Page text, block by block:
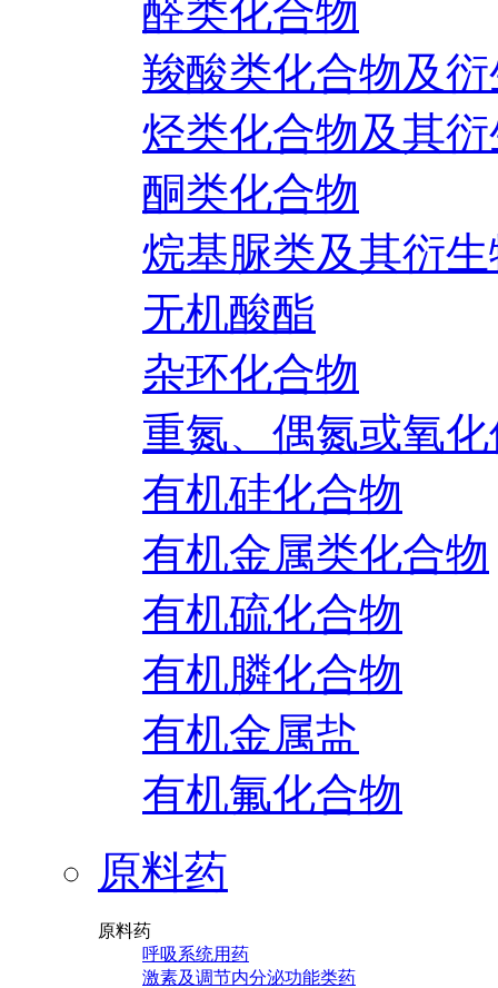
醛类化合物
羧酸类化合物及
烃类化合物及其
酮类化合物
烷基脲类及其衍
无机酸酯
杂环化合物
重氮、偶氮或氧
有机硅化合物
有机金属类化合物
有机硫化合物
有机膦化合物
有机金属盐
有机氟化合物
原料药
原料药
呼吸系统用药
激素及调节内分泌功能类药